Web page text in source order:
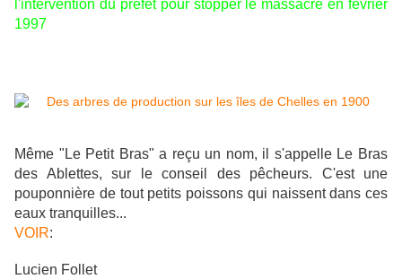
l'intervention du préfet pour stopper le massacre en février
1997
Même "Le Petit Bras" a reçu un nom, il s'appelle Le Bras
des Ablettes, sur le conseil des pêcheurs. C'est une
pouponnière de tout petits poissons qui naissent dans ces
eaux tranquilles...
VOIR:
Lucien Follet